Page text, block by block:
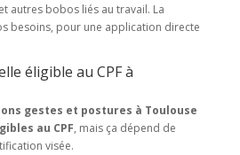
autres bobos liés au travail. La
besoins, pour une application directe
éligible au CPF à
gestes et postures à Toulouse
au CPF, mais ça dépend de
visée.